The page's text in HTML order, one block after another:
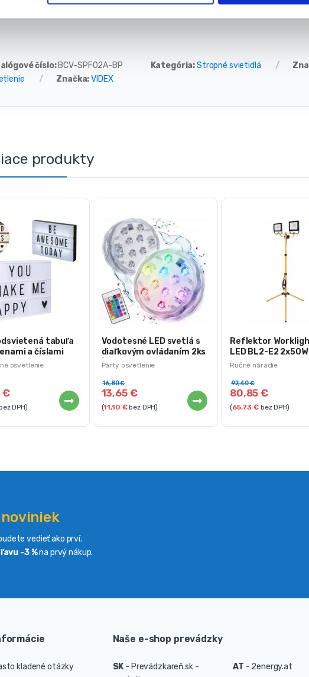
číslo: BCV-SPF02A-BP Kategória:Stropné svietidlá
Značka:VIDEX
produkty
osvetlenie
tabuľa
a číslami
€
DPH)
Párty osvetlenie
Vodotesné LED svetlá s
diaľkovým ovládaním 2ks
| viacfarebné
13,65 €
16,80€
(11,10 €bez DPH)
Ručné náradie
Reflektor
LED BL2-E2 2x50W
4000lm so
80,85€
92,40€
(65,73€bez DPH)
vedieť ako prví.
-3 %na prvý nákup.
kladené otázky
Naše e-shop prevádzky
SK - Prevádzkareň.sk -
AT - 2energy.at